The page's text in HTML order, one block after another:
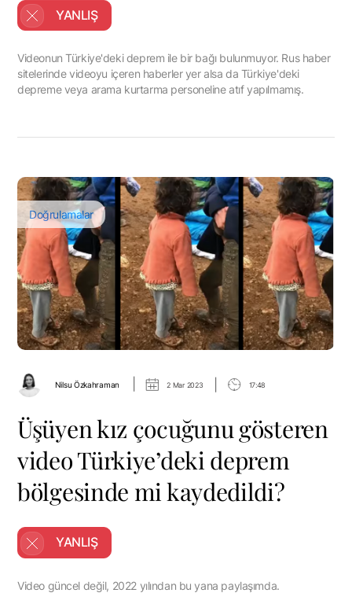
YANLIŞ
Videonun Türkiye'deki deprem ile bir bağı bulunmuyor. Rus haber
sitelerinde videoyu içeren haberler yer alsa da Türkiye'deki
depreme veya arama kurtarma personeline atıf yapılmamış.
Doğrulamalar
Nilsu Özkahraman 2 Mar 2023 17:48
Üşüyen kız çocuğunu gösteren
video Türkiye’deki deprem
bölgesinde mi kaydedildi?
YANLIŞ
Video güncel değil, 2022 yılından bu yana paylaşımda.